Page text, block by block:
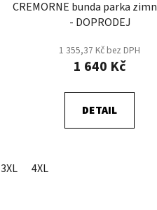
CREMORNE bunda parka
- DOPRODEJ
1 355,37 Kč bez DPH
1 640 Kč
DETAIL
3XL 4XL